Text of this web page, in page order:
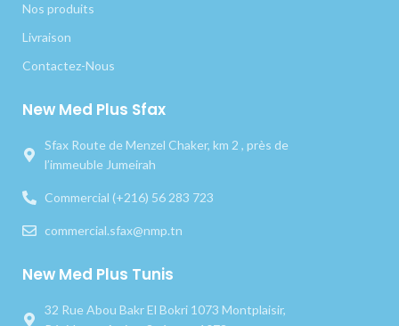
Nos produits
Livraison
Contactez-Nous
New Med Plus Sfax
Sfax Route de Menzel Chaker, km 2 , près de
l’immeuble Jumeirah
Commercial (+216) 56 283 723
commercial.sfax@nmp.tn
New Med Plus Tunis
32 Rue Abou Bakr El Bokri 1073 Montplaisir,